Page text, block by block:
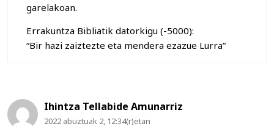
garelakoan.
Errakuntza Bibliatik datorkigu (-5000):
“Bir hazi zaiztezte eta mendera ezazue Lurra”
Ihintza Tellabide Amunarriz
2022 abuztuak 2, 12:34(r)etan